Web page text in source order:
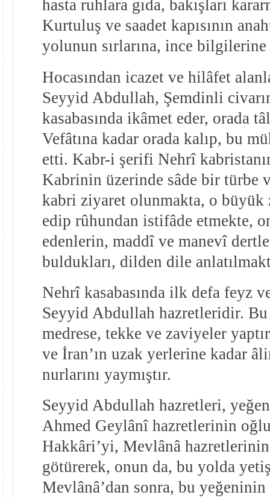
hasta ruhlara gıda, bakışları
Kurtuluş ve saadet kapısının
yolunun sırlarına, ince
Hocasından icazet ve hilâfet
Seyyid Abdullah, Şemdinli
kasabasında ikâmet eder, orada
Vefâtına kadar orada kalıp, bu
etti. Kabr-i şerifi Nehrî
Kabrinin üzerinde sâde bir türbe
kabri ziyaret olunmakta, o büyük
edip rûhundan istifâde etmekte,
edenlerin, maddî ve manevî
buldukları, dilden dile
Nehrî kasabasında ilk defa feyz
Seyyid Abdullah hazretleridir.
medrese, tekke ve zaviyeler
ve İran’ın uzak yerlerine kadar
nurlarını yaymıştır.
Seyyid Abdullah hazretleri,
Ahmed Geylânî hazretlerinin
Hakkâri’yi, Mevlânâ
götürerek, onun da, bu yolda
Mevlânâ’dan sonra, bu